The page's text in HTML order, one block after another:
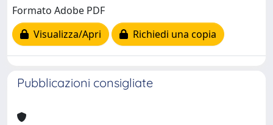
Formato Adobe PDF
Visualizza/Apri
Richiedi una copia
Pubblicazioni consigliate